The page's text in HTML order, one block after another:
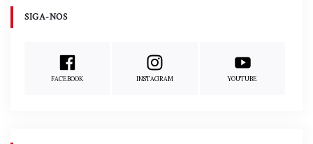
SIGA-NOS
FACEBOOK INSTAGRAM YOUTUBE